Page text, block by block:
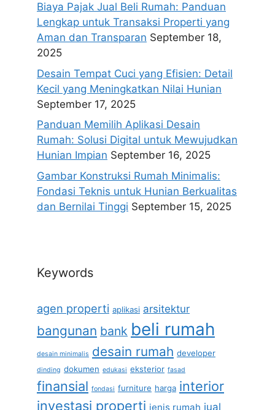
Biaya Pajak Jual Beli Rumah: Panduan
Lengkap untuk Transaksi Properti yang
Aman dan Transparan September 18,
2025
Desain Tempat Cuci yang Efisien: Detail
Kecil yang Meningkatkan Nilai Hunian
September 17, 2025
Panduan Memilih Aplikasi Desain
Rumah: Solusi Digital untuk Mewujudkan
Hunian Impian September 16, 2025
Gambar Konstruksi Rumah Minimalis:
Fondasi Teknis untuk Hunian Berkualitas
dan Bernilai Tinggi September 15, 2025
Keywords
agen properti aplikasi arsitektur
bangunan bank beli rumah
desain minimalis desain rumah developer
dinding dokumen edukasi eksterior fasad
finansial fondasi furniture harga interior
investasi properti jenis rumah jual